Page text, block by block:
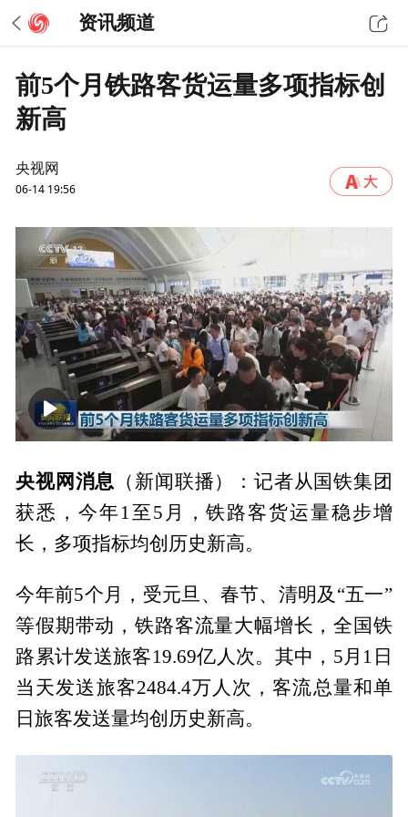
资讯频道
前5个月铁路客货运量多项指标创
新高
央视网
06-14 19:56
00:00 01:25
央视网消息
（新闻联播）：记者从国铁集团
获悉，今年1至5月，铁路客货运量稳步增
长，多项指标均创历史新高。
今年前5个月，受元旦、春节、清明及“五一”
等假期带动，铁路客流量大幅增长，全国铁
路累计发送旅客19.69亿人次。其中，5月1日
当天发送旅客2484.4万人次，客流总量和单
日旅客发送量均创历史新高。